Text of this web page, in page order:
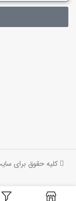
کلیه حقوق برای